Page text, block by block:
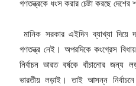
গণতন্ত্রকে ধংস করার চেষ্টা করছে
মানিক সরকার এইদিন ব্যাখ্যা
গণতন্ত্র নেই। অপরদিকে কংগ্রেস
নির্বাচন ভারত বর্ষকে বাঁচানোর
ভারতীয় লড়াই। তাই আসন্ন নির্বাচনে